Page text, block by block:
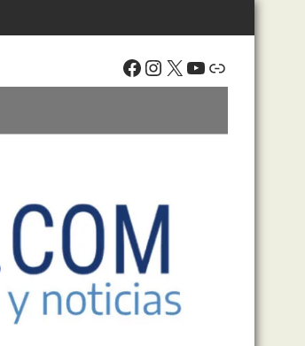
Facebook
Instagram
X YouTube
Enlace